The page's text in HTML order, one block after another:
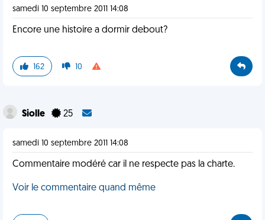
samedi 10 septembre 2011 14:08
Encore une histoire a dormir debout?
162 10
Siolle 25
samedi 10 septembre 2011 14:08
Commentaire modéré car il ne respecte pas la charte.
Voir le commentaire quand même